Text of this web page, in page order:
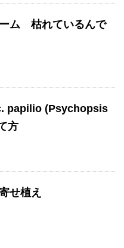
ム 枯れているんで
papilio (Psychopsis
方
せ植え